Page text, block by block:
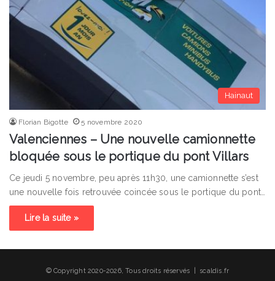
Hainaut
Florian Bigotte 5 novembre 2020
Valenciennes – Une nouvelle camionnette
bloquée sous le portique du pont Villars
Ce jeudi 5 novembre, peu après 11h30, une camionnette s’est
une nouvelle fois retrouvée coincée sous le portique du pont…
Lire la suite »
© Copyright 2020-2026, Tous droits réservés | scaldis.fr